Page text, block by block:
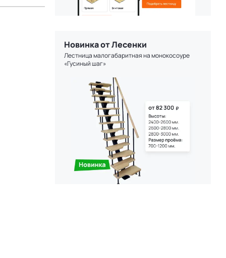
Новинка от Лесенки
Лестница малогабаритная на монокосоуре
«Гусиный шаг»